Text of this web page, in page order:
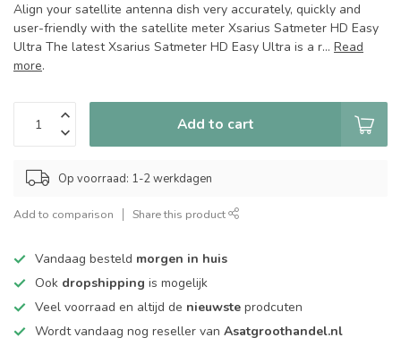
Align your satellite antenna dish very accurately, quickly and
user-friendly with the satellite meter Xsarius Satmeter HD Easy
Ultra The latest Xsarius Satmeter HD Easy Ultra is a r... Read
more.
Add to cart
Op voorraad: 1-2 werkdagen
Add to comparison Share this product
Vandaag besteld morgen in huis
Ook dropshipping is mogelijk
Veel voorraad en altijd de nieuwste prodcuten
Wordt vandaag nog reseller van Asatgroothandel.nl